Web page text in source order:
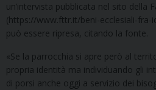
un’intervista pubblicata nel sito della
(https://www.fttr.it/beni-ecclesiali-fra-
può essere ripresa, citando la fonte.
«Se la parrocchia si apre però al
propria identità ma individuando gli
di porsi anche oggi a servizio dei